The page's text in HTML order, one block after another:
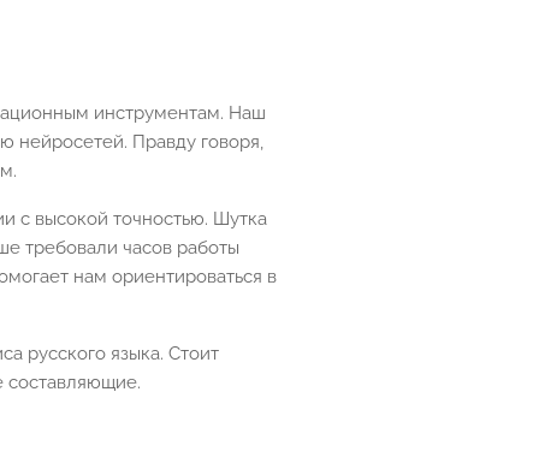
инструментам. Наш
нейросетей. Правду говоря,
с высокой точностью. Шутка
требовали часов работы
нам ориентироваться в
русского языка. Стоит
составляющие.